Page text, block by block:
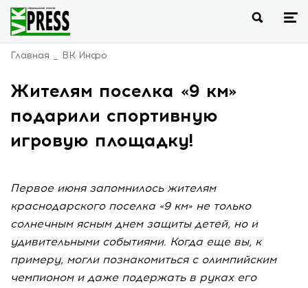
Главная ВК Инфо
Жителям поселка «9 км»
подарили спортивную
игровую площадку!
Первое июня запомнилось жителям
краснодарского поселка «9 км» не только
солнечным ясным днем защиты детей, но и
удивительными событиями. Когда еще вы, к
примеру, могли познакомиться с олимпийским
чемпионом и даже подержать в руках его